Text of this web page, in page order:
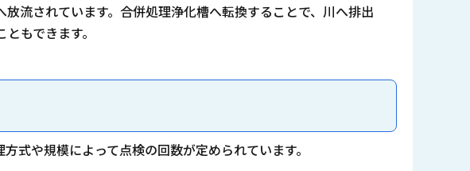
流されています。合併処理浄化槽へ転換することで、川へ排出
もできます。
式や規模によって点検の回数が定められています。